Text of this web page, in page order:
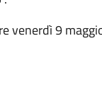
venerdì 9